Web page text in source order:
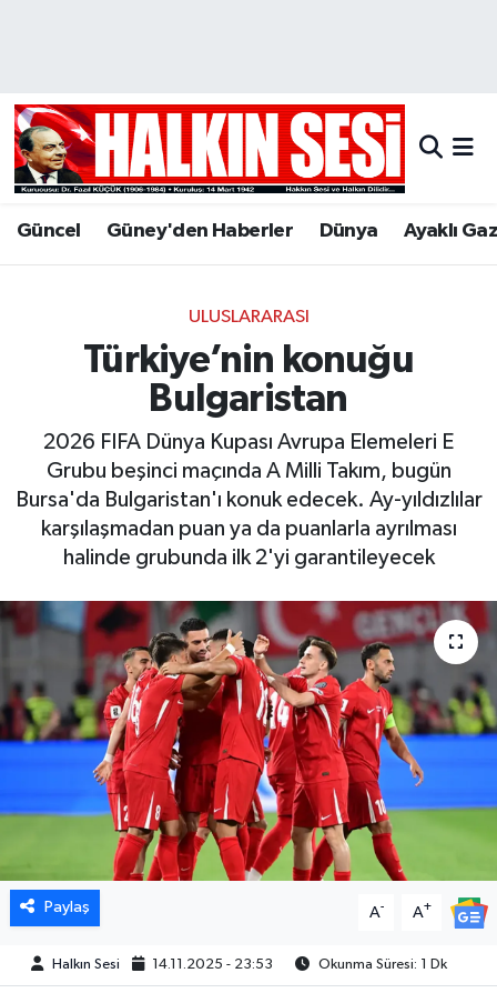
Güncel Güney'den Haberler Dünya Ayaklı
ULUSLARARASI
Türkiye’nin konuğu
Bulgaristan
2026 FIFA Dünya Kupası Avrupa Elemeleri E
Grubu beşinci maçında A Milli Takım, bugün
Bursa'da Bulgaristan'ı konuk edecek. Ay-yıldızlılar
karşılaşmadan puan ya da puanlarla ayrılması
halinde grubunda ilk 2'yi garantileyecek
Paylaş A- A+
Halkın Sesi 14.11.2025 - 23:53 Okunma Süresi: 1 Dk
Hava Durumu
Trafik Durumu
Tüm Manşetler
Son Dakika Haberleri